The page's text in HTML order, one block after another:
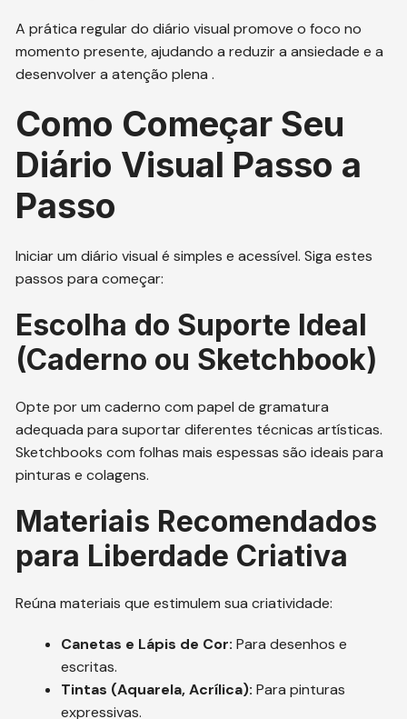
A prática regular do diário visual promove o foco no
momento presente, ajudando a reduzir a ansiedade e a
desenvolver a atenção plena .
Como Começar Seu
Diário Visual Passo a
Passo
Iniciar um diário visual é simples e acessível. Siga estes
passos para começar:
Escolha do Suporte Ideal
(Caderno ou Sketchbook)
Opte por um caderno com papel de gramatura
adequada para suportar diferentes técnicas artísticas.
Sketchbooks com folhas mais espessas são ideais para
pinturas e colagens.
Materiais Recomendados
para Liberdade Criativa
Reúna materiais que estimulem sua criatividade:
Canetas e Lápis de Cor: Para desenhos e
escritas.
Tintas (Aquarela, Acrílica): Para pinturas
expressivas.